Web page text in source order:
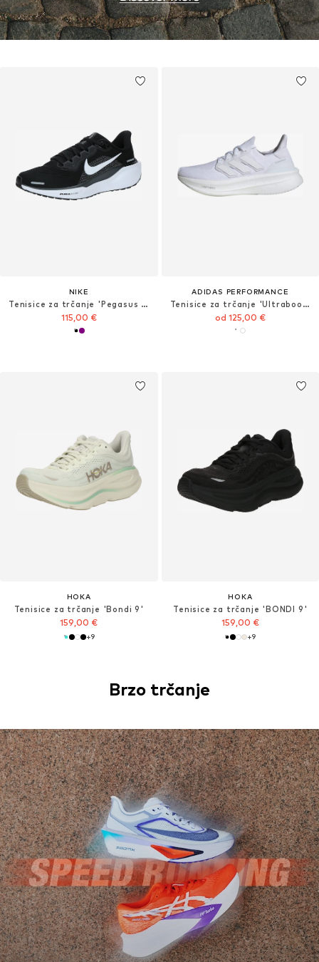
NIKE
Tenisice za trčanje 'Pegasus 41'
115,00 €
ADIDAS PERFORMANCE
Tenisice za trčanje 'Ultraboost 5'
od 125,00 €
HOKA
Tenisice za trčanje 'Bondi 9'
159,00 €
+9
HOKA
Tenisice za trčanje 'BONDI 9'
159,00 €
+9
Brzo trčanje